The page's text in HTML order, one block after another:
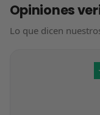
Opiniones
Lo que dicen